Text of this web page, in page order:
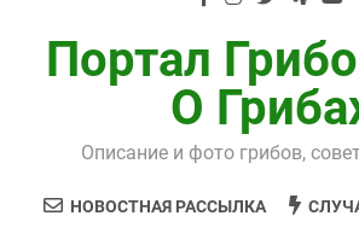
Способы, как самому
Технология выращивания
Портал
О
Описание и фото грибов,
НОВОСТНАЯ РАССЫЛКА